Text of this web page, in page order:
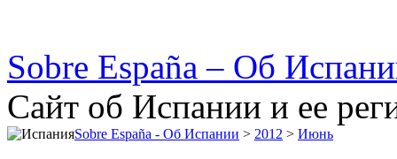
Sobre España – Об
Сайт об Испании и ее
Sobre España - Об Испании > 2012 > Июнь